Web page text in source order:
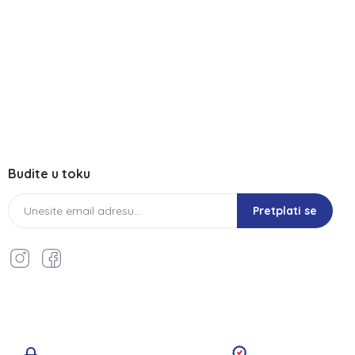
Budite u toku
Pretplati se